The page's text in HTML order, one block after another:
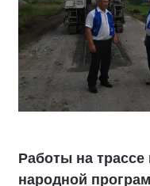
Работы на трассе
народной